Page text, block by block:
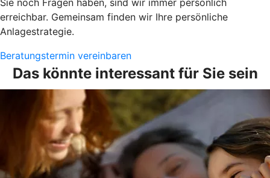
erreichbar. Gemeinsam finden wir Ihre persönliche
Anlagestrategie.
Beratungstermin vereinbaren
Das könnte interessant für Sie sein